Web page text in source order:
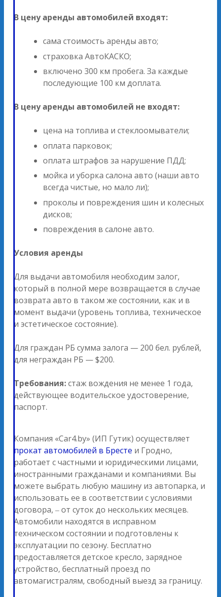
В цену аренды автомобилей входят:
сама стоимость аренды авто;
страховка АвтоКАСКО;
включено 300 км пробега. За каждые
последующие 100 км доплата.
В цену аренды автомобилей не входят:
цена на топлива и стеклоомыватели;
оплата парковок;
оплата штрафов за нарушение ПДД;
мойка и уборка салона авто (наши авто
всегда чистые, но мало ли);
проколы и повреждения шин и колесных
дисков;
повреждения в салоне авто.
Условия аренды
Для выдачи автомобиля необходим залог,
который в полной мере возвращается в случае
возврата авто в таком же состоянии, как и в
момент выдачи (уровень топлива, техническое
и эстетическое состояние).
Для граждан РБ сумма залога — 200 бел. рублей,
для неграждан РБ — $200.
Требования:стаж вождения не менее 1 года,
действующее водительское удостоверение,
паспорт.
Компания «Car4.by» (ИП Гутик) осуществляет
прокат автомобилей в Бресте и Гродно,
работает с частными и юридическими лицами,
иностранными гражданами и компаниями. Вы
можете выбрать любую машину из автопарка, и
использовать ее в соответствии с условиями
договора, ‒ от суток до нескольких месяцев.
Автомобили находятся в исправном
техническом состоянии и подготовлены к
эксплуатации по сезону. Бесплатно
предоставляется детское кресло, зарядное
устройство, бесплатный проезд по
автомагистралям, свободный выезд за границу.